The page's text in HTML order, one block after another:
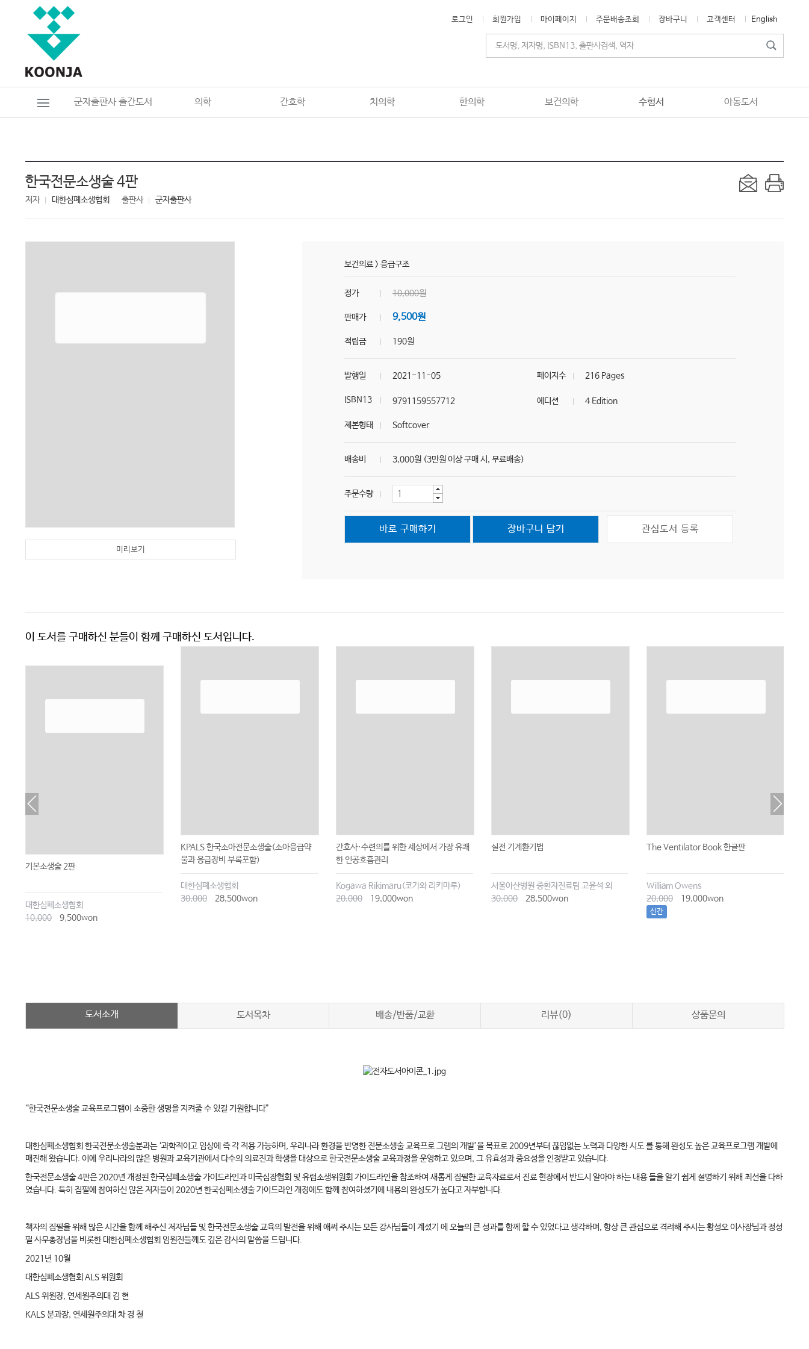
로그인 회원가입 마이페이지 주문배송조회 장바구니 고객센터 English
군자출판사 출간도서 의학 간호학 치의학 한의학 보건의학 수험서 아동도서
한국전문소생술 4판
저자 대한심폐소생협회 출판사 군자출판사
미리보기
보건의료> 응급구조
정가 10,000원
판매가 9,500원
적립금 190원
발행일 2021-11-05 페이지수 216 Pages
ISBN13 9791159557712 에디션 4 Edition
제본형태 Softcover
배송비 3,000원 (3만원 이상 구매 시, 무료배송)
주문수량
바로 구매하기 장바구니 담기 관심도서 등록
이 도서를 구매하신 분들이 함께 구매하신 도서입니다.
기본소생술 2판
대한심폐소생협회
10,000
9,500won
KPALS 한국소아전문소생술(소아응급약
물과 응급장비 부록포함)
대한심폐소생협회
30,000
28,500won
간호사·수련의를 위한 세상에서 가장 유쾌
한 인공호흡관리
Kogawa Rikimaru(코가와 리키마루)
20,000
19,000won
실전 기계환기법
서울아산병원 중환자진료팀 고윤석 외
30,000
28,500won
The Ventilator Book 한글판
William Owens
20,000
19,000won
신간
도서소개 도서목차 배송/반품/교환 리뷰(0) 상품문의
“한국전문소생술 교육프로그램이 소중한 생명을 지켜줄 수 있길 기원합니다”
대한심폐소생협회 한국전문소생술분과는 ‘과학적이고 임상에 즉 각 적용 가능하며, 우리나라 환경을 반영한 전문소생술 교육프로 그램의 개발’을 목표로 2009년부터 끊임없는 노력과 다양한 시도 를 통해 완성도 높은 교육프로그램 개발에
매진해 왔습니다. 이에 우리나라의 많은 병원과 교육기관에서 다수의 의료진과 학생을 대상으로 한국전문소생술 교육과정을 운영하고 있으며, 그 유효성과 중요성을 인정받고 있습니다.
한국전문소생술 4판은 2020년 개정된 한국심폐소생술 가이드라인과 미국심장협회 및 유럽소생위원회 가이드라인을 참조하여 새롭게 집필한 교육자료로서 진료 현장에서 반드시 알아야 하는 내용 들을 알기 쉽게 설명하기 위해 최선을 다하
였습니다. 특히 집필에 참여하신 많은 저자들이 2020년 한국심폐소생술 가이드라인 개정에도 함께 참여하셨기에 내용의 완성도가 높다고 자부합니다.
책자의 집필을 위해 많은 시간을 함께 해주신 저자님들 및 한국전문소생술 교육의 발전을 위해 애써 주시는 모든 강사님들이 계셨기 에 오늘의 큰 성과를 함께 할 수 있었다고 생각하며, 항상 큰 관심으로 격려해 주시는 황성오 이사장님과 정성
필 사무총장님을 비롯한 대한심폐소생협회 임원진들께도 깊은 감사의 말씀을 드립니다.
2021년 10월
대한심폐소생협회 ALS 위원회
ALS 위원장, 연세원주의대 김 현
KALS 분과장, 연세원주의대 차 경 철